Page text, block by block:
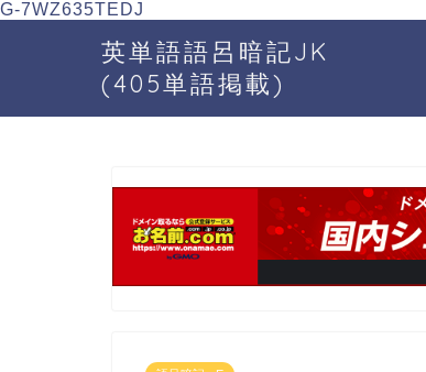
G-7WZ635TEDJ
英単語語呂暗記JK
(405単語掲載)